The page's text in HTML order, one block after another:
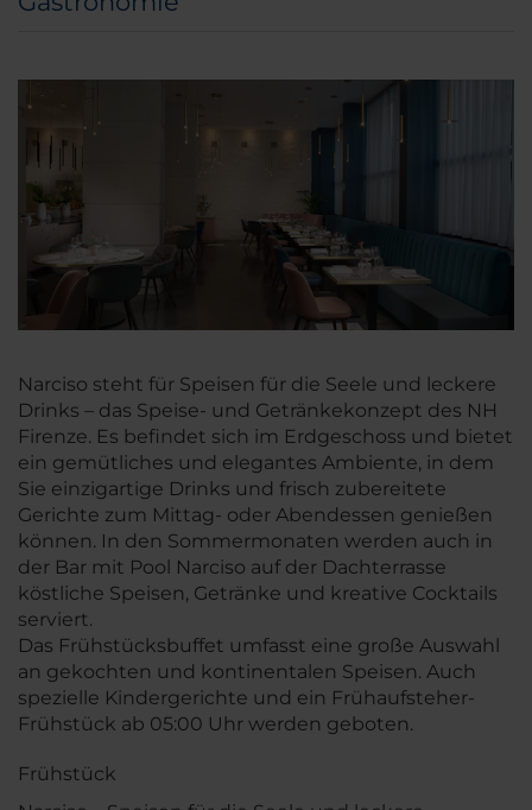
Narciso steht für Speisen für die Seele und leckere
Drinks – das Speise- und Getränkekonzept des NH
Firenze. Es befindet sich im Erdgeschoss und bietet
ein gemütliches und elegantes Ambiente, in dem
Sie einzigartige Drinks und frisch zubereitete
Gerichte zum Mittag- oder Abendessen genießen
können. In den Sommermonaten werden auch in
der Bar mit Pool Narciso auf der Dachterrasse
köstliche Speisen, Getränke und kreative Cocktails
serviert.
Das Frühstücksbuffet umfasst eine große Auswahl
an gekochten und kontinentalen Speisen. Auch
spezielle Kindergerichte und ein Frühaufsteher-
Frühstück ab 05:00 Uhr werden geboten.
Frühstück